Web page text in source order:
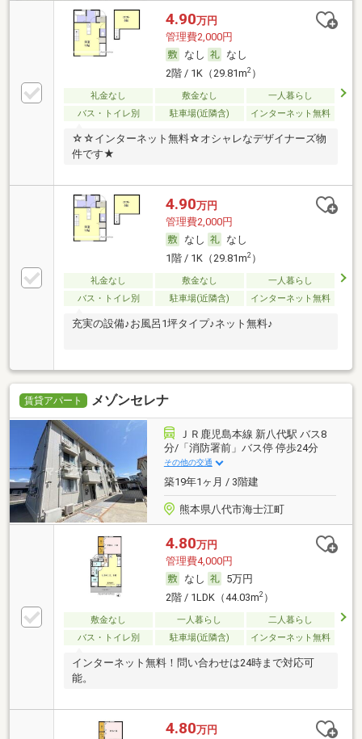
4.90万円
管理費2,000円
なし
なし
2階 / 1K（29.81m2）
礼金なし 敷金なし
一人暮らし
バス・トイレ別
駐車場(近隣含) インターネット無料
☆☆インターネット無料☆オシャレなデザイナーズ物
件です★
4.90万円
管理費2,000円
なし
なし
1階 / 1K（29.81m2）
礼金なし 敷金なし
一人暮らし
バス・トイレ別
駐車場(近隣含) インターネット無料
充実の設備♪お風呂1坪タイプ♪ネット無料♪
賃貸アパート メゾンセレナ
ＪＲ鹿児島本線 新八代駅 バス8
分/「消防署前」バス停 停歩24分
その他の交通
築19年1ヶ月 / 3階建
熊本県八代市海士江町
4.80万円
管理費4,000円
なし
5万円
2階 / 1LDK（44.03m2）
敷金なし 一人暮らし
二人暮らし
バス・トイレ別
駐車場(近隣含) インターネット無料
インターネット無料！問い合わせは24時まで対応可
能。
4.80万円